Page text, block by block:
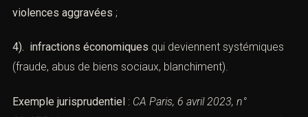
violences aggravées ;
4). infractions économiques qui deviennent systémiques
(fraude, abus de biens sociaux, blanchiment).
Exemple jurisprudentiel : CA Paris, 6 avril 2023, n°